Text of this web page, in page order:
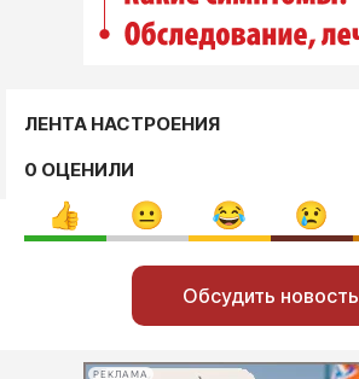
ЛЕНТА НАСТРОЕНИЯ
0 ОЦЕНИЛИ
Обсудить новость
РЕКЛАМА